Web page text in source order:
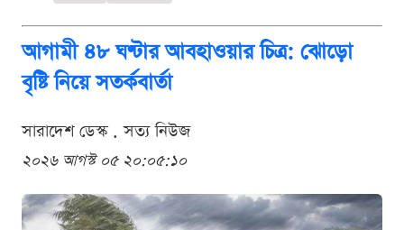
আগামী ৪৮ ঘণ্টার আবহাওয়ার চিত্র: ঝোড়ো
বৃষ্টি নিয়ে সতর্কবার্তা
সারাদেশ ডেস্ক . সত্য নিউজ
২০২৬ আগস্ট ০৫ ২০:০৫:১০